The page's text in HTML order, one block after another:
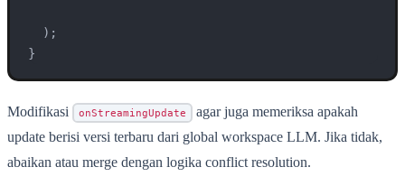
  );
}
Modifikasi onStreamingUpdate
agar juga memeriksa apakah
update berisi versi terbaru dari global workspace LLM. Jika tidak,
abaikan atau merge dengan logika conflict resolution.